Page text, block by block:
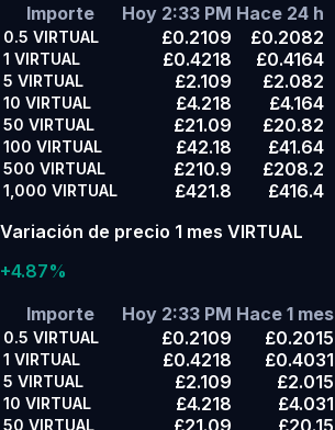
Importe
Hoy 2:33 PM Hace 24 h
0.5 VIRTUAL £0.2109 £0.2082
1 VIRTUAL £0.4218 £0.4164
5 VIRTUAL £2.109 £2.082
10 VIRTUAL £4.218 £4.164
50 VIRTUAL £21.09 £20.82
100 VIRTUAL £42.18 £41.64
500 VIRTUAL £210.9 £208.2
1,000 VIRTUAL £421.8
£416.4
Variación de precio 1 mes VIRTUAL
+4.87%
Importe
Hoy 2:33 PM Hace 1 mes
0.5 VIRTUAL £0.2109 £0.2015
1 VIRTUAL £0.4218 £0.4031
5 VIRTUAL £2.109 £2.015
10 VIRTUAL £4.218 £4.031
50 VIRTUAL £21.09 £20.15